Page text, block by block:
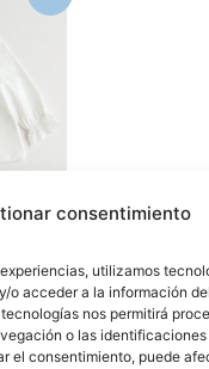
consentimiento
utilizamos
o acceder a la información
nos permitirá
o las
el consentimiento, puede
bebe
producto
variantes.
opciones
en
la
página